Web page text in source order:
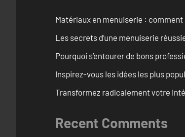
Matériaux en menuiserie :
Les secrets d’une menuiserie
Pourquoi s’entourer de bons
Inspirez-vous les idées les plus
Transformez radicalement votre
Recent Comments